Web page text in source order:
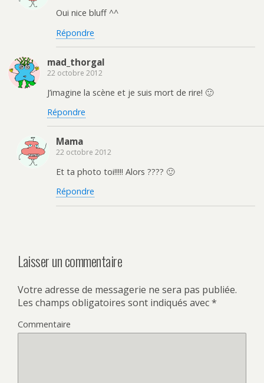
Oui nice bluff ^^
Répondre
mad_thorgal
22 octobre 2012
J’imagine la scène et je suis mort de rire! 🙂
Répondre
Mama
22 octobre 2012
Et ta photo toi!!!!! Alors ???? 🙂
Répondre
Laisser un commentaire
Votre adresse de messagerie ne sera pas publiée.
Les champs obligatoires sont indiqués avec*
Commentaire